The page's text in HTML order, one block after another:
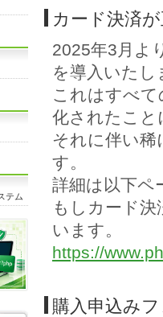
カード決済
2025年3月よ
を導入いたし
これはすべ
化されたこ
それに伴い
す。
詳細は以下ペ
もしカード
います。
https://
購入申込み
テム